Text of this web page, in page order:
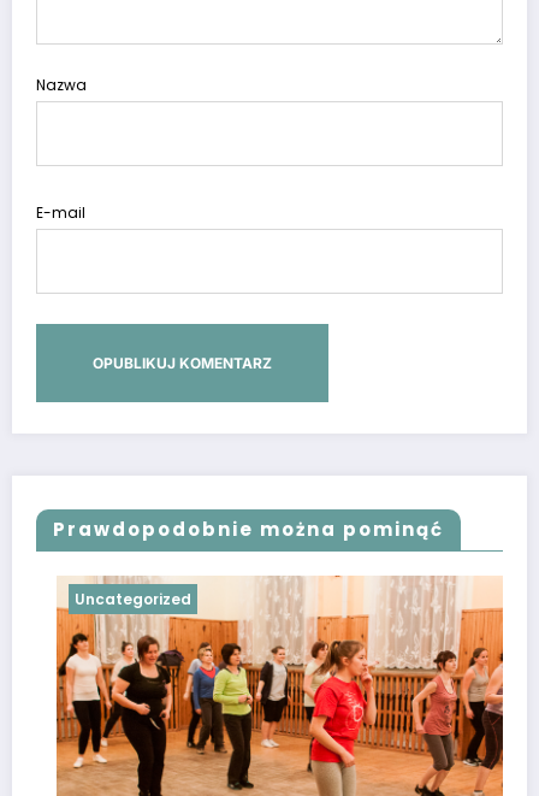
Nazwa
E-mail
Prawdopodobnie można pominąć
Uncategorized